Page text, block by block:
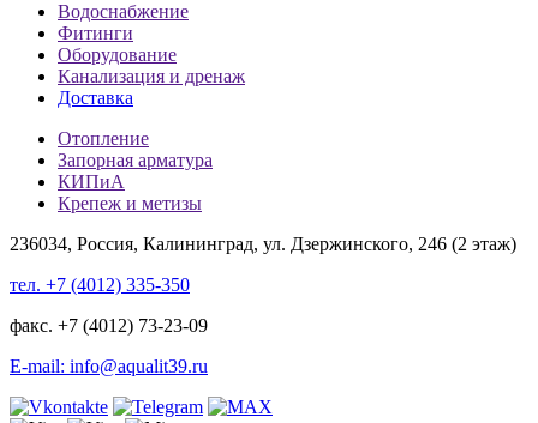
Водоснабжение
Фитинги
Оборудование
Канализация и дренаж
Доставка
Отопление
Запорная арматура
КИПиА
Крепеж и метизы
236034, Россия, Калининград, ул. Дзержинского, 246 (2 этаж)
тел. +7 (4012) 335-350
факс. +7 (4012) 73-23-09
E-mail: info@aqualit39.ru